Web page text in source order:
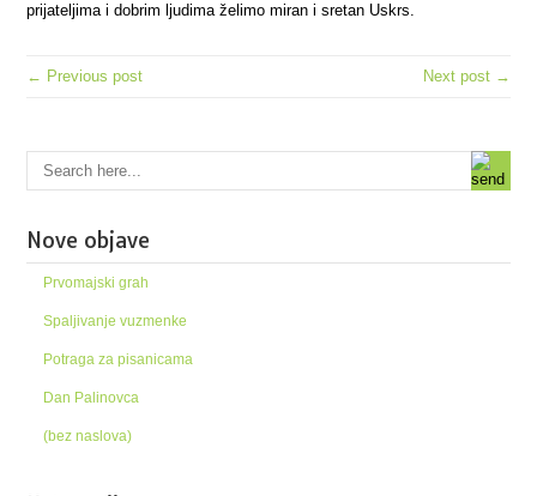
prijateljima i dobrim ljudima želimo miran i sretan Uskrs.
← Previous post Next post →
Nove objave
Prvomajski grah
Spaljivanje vuzmenke
Potraga za pisanicama
Dan Palinovca
(bez naslova)